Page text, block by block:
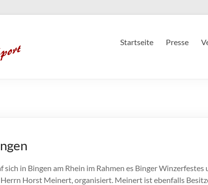
Startseite Presse
in Bingen am Rhein im Rahmen es Binger
Horst Meinert, organisiert. Meinert ist ebenfalls